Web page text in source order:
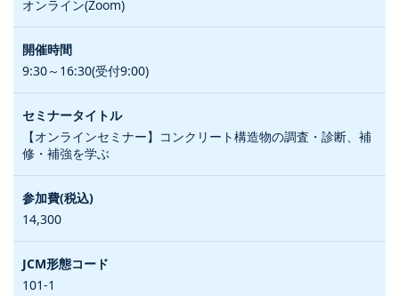
オンライン(Zoom)
9:30～16:30(受付9:00)
【オンラインセミナー】コンクリート構造物の調査・診断、補
修・補強を学ぶ
14,300
101-1